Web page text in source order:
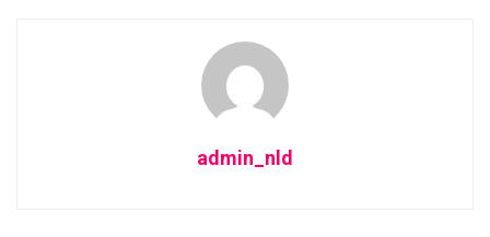
admin_nld